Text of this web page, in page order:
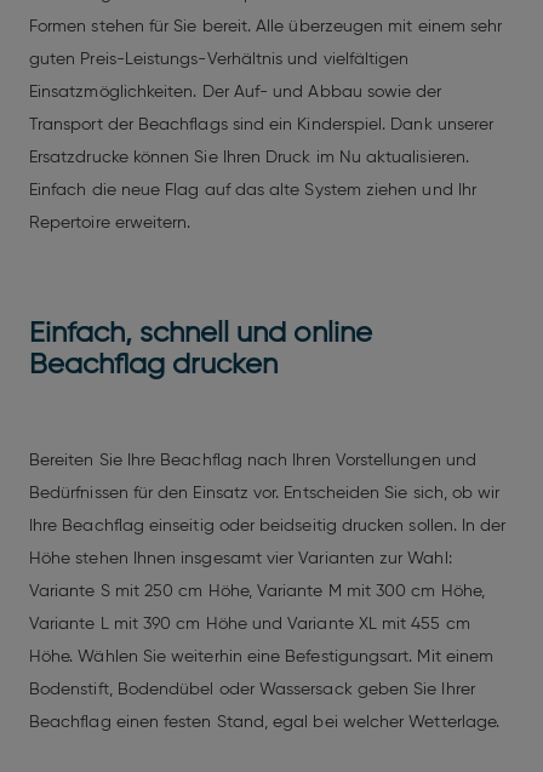
Formen stehen für Sie bereit. Alle überzeugen mit einem sehr
guten Preis-Leistungs-Verhältnis und vielfältigen
Einsatzmöglichkeiten. Der Auf- und Abbau sowie der
Transport der Beachflags sind ein Kinderspiel. Dank unserer
Ersatzdrucke können Sie Ihren Druck im Nu aktualisieren.
Einfach die neue Flag auf das alte System ziehen und Ihr
Repertoire erweitern.
Einfach, schnell und online
Beachflag drucken
Bereiten Sie Ihre Beachflag nach Ihren Vorstellungen und
Bedürfnissen für den Einsatz vor. Entscheiden Sie sich, ob wir
Ihre Beachflag einseitig oder beidseitig drucken sollen. In der
Höhe stehen Ihnen insgesamt vier Varianten zur Wahl:
Variante S mit 250 cm Höhe, Variante M mit 300 cm Höhe,
Variante L mit 390 cm Höhe und Variante XL mit 455 cm
Höhe. Wählen Sie weiterhin eine Befestigungsart. Mit einem
Bodenstift, Bodendübel oder Wassersack geben Sie Ihrer
Beachflag einen festen Stand, egal bei welcher Wetterlage.